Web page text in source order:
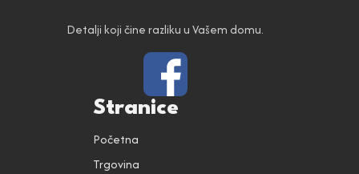
Detalji koji čine razliku u Vašem domu.
Stranice
Početna
Trgovina